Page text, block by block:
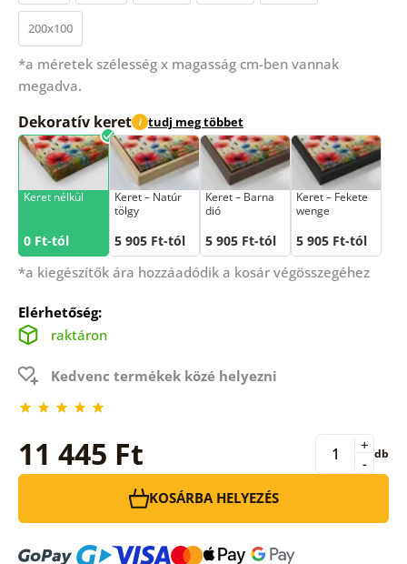
200x100
*a méretek szélesség x magasság cm-ben vannak
megadva.
Dekoratív keret i tudj meg többet
Keret nélkül
0 Ft-tól
Keret – Natúr
tölgy
5 905 Ft-tól
Keret – Barna
dió
5 905 Ft-tól
Keret – Fekete
wenge
5 905 Ft-tól
*a kiegészítők ára hozzáadódik a kosár végösszegéhez
Elérhetőség:
raktáron
Kedvenc termékek közé helyezni
11 445 Ft -
+ db
KOSÁRBA HELYEZÉS